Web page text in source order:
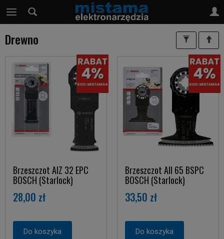
Drewno
Brzeszczot AIZ 32 EPC
BOSCH (Starlock)
28,00 zł
Do koszyka
Brzeszczot AII 65 BSPC
BOSCH (Starlock)
33,50 zł
Do koszyka